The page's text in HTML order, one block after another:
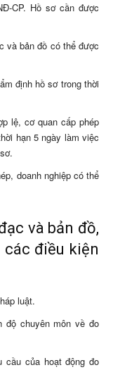
CP. Hồ sơ cần được
và bản đồ có thể được
định hồ sơ trong thời
lệ, cơ quan cấp phép
hạn 5 ngày làm việc
doanh nghiệp có thể
và bản đồ,
các điều kiện
luật.
độ chuyên môn về đo
của hoạt động đo